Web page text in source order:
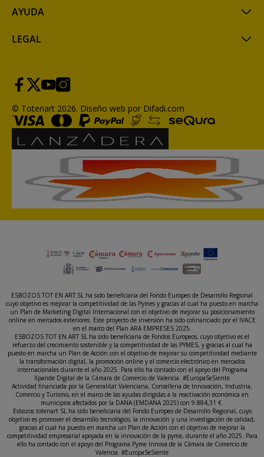
AYUDA
LEGAL
© Totenart 2026. Diseño web por Difadi.com
ESBOZOS TOT EN ART SL ha sido beneficiaria del Fondo Europeo de Desarrollo Regional
cuyo objetivo es mejorar la competitividad de las Pymes y gracias al cual ha puesto en marcha
un Plan de Marketing Digital Internacional con el objetivo de mejorar su posicionamiento
online en mercados exteriores. Este proyecto de inversión ha sido cofinanciado por el IVACE
en el marco del Plan ARA EMPRESES 2025.
ESBOZOS TOT EN ART SL ha sido beneficiaria de Fondos Europeos, cuyo objetivo es el
refuerzo del crecimiento sostenible y la competitividad de las PYMES, y gracias al cual ha
puesto en marcha un Plan de Acción con el objetivo de mejorar su competitividad mediante
la transformación digital, la promoción online y el comercio electrónico en mercados
internacionales durante el año 2025. Para ello ha contado con el apoyo del Programa
Xpande Digital de la Cámara de Comercio de Valencia. #EuropaSeSiente
Actividad financiada por la Generalitat Valenciana, Conselleria de Innovación, Industria,
Comercio y Turismo, en el marco de las ayudas dirigidas a la reactivación económica en
municipios afectados por la DANA (EMDANA 2025) con 9.884,31 €.
Esbozos totenart SL ha sido beneficiaria del Fondo Europeo de Desarrollo Regional, cuyo
objetivo es promover el desarrollo tecnológico, la innovación y una investigación de calidad,
gracias al cual ha puesto en marcha un Plan de Acción con el objetivo de mejorar la
competitividad empresarial apoyada en la innovación de la pyme, durante el año 2025. Para
ello ha contado con el apoyo del Programa Pyme Innova de la Cámara de Comercio de
Valencia. #EuropaSeSiente